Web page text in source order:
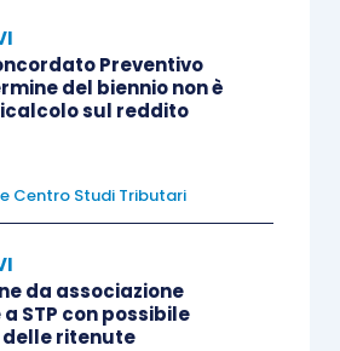
Preventivo
del biennio non è
sul reddito
Centro Studi Tributari
da associazione
STP con possibile
ritenute